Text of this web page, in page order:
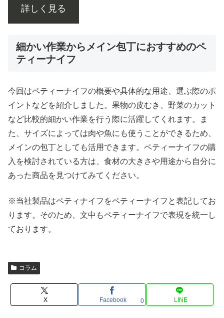
詳しく見る
細かい作業からメイン包丁におすすめのペ
ティーナイフ
今回はペティーナイフの概要や具体的な用途、選ぶ際のポ
イントなどを紹介しました。果物の皮むき、野菜のカット
など比較的細かい作業を行う際に活躍してくれます。ま
た、サイズによっては肉や魚にも使うことができるため、
メインの包丁としても活用できます。ペティーナイフの購
入を検討されている方は、食材の大きさや用途から自分に
あった商品を見つけてみてください。
※当社製品はペティナイフをペティーナイフと表記してお
ります。そのため、文中もペティーナイフで表現を統一し
ております。
コラム
X Facebook 0 LINE